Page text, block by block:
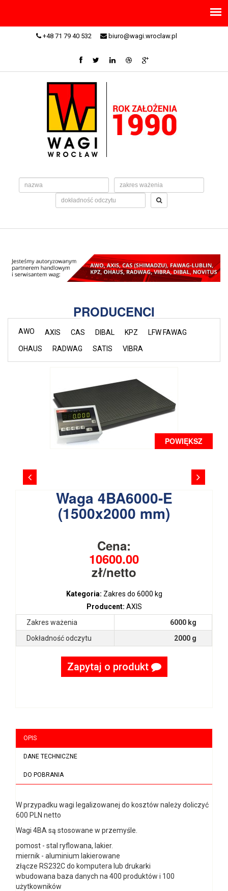
+48 71 79 40 532 biuro@wagi.wroclaw.pl
PRODUCENCI
AWO AXIS CAS DIBAL KPZ
LFW FAWAG
OHAUS
RADWAG SATIS VIBRA
POWIĘKSZ
Waga 4BA6000-E
(1500x2000 mm)
Cena:
10600.00
zł/netto
Kategoria: Zakres do 6000 kg
Producent: AXIS
Zakres ważenia
6000 kg
Dokładność odczytu
2000 g
Zapytaj o produkt
OPIS
DANE TECHNICZNE
DO POBRANIA
W przypadku wagi legalizowanej do kosztów należy doliczyć
600 PLN netto
Wagi 4BA są stosowane w przemyśle.
pomost - stal ryflowana, lakier.
miernik - aluminium lakierowane
złącze RS232C do komputera lub drukarki
wbudowana baza danych na 400 produktów i 100
użytkowników